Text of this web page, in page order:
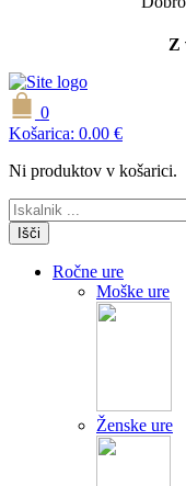
Z
0
Košarica: 0.00 €
Ni produktov v košarici.
Išči
Ročne ure
Moške ure
Ženske ure